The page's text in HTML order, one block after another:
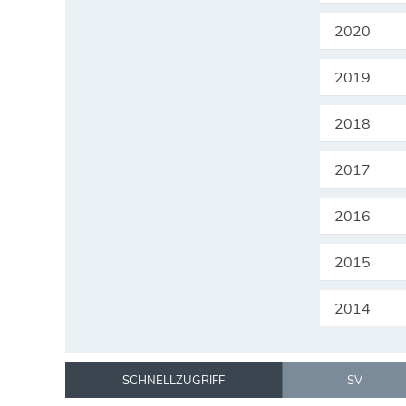
2020
2019
2018
2017
2016
2015
2014
SCHNELLZUGRIFF SV